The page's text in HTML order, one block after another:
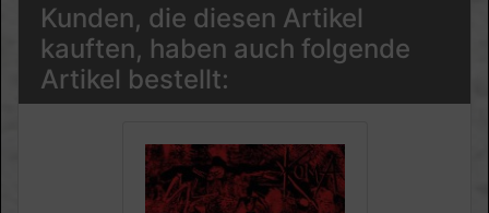
Kunden, die diesen Artikel
kauften, haben auch folgende
Artikel bestellt: